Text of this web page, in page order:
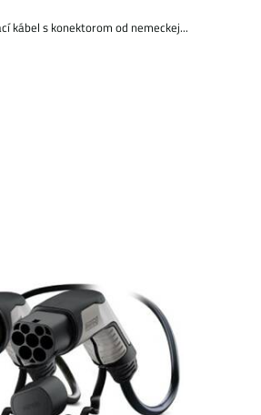
kábel s konektorom od nemeckej...